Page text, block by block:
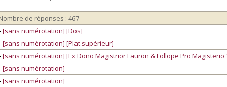
de réponses : 467
[sans numérotation] [Dos]
[sans numérotation] [Plat supérieur]
[sans numérotation] [Ex Dono Magistrior Lauron & Follope Pro Magisterio
[sans numérotation]
[sans numérotation]